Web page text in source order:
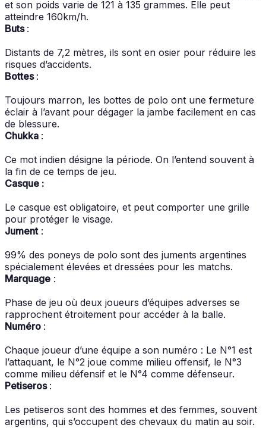
et son poids varie de 121 à 135 grammes. Elle peut
atteindre 160km/h.
Buts :
Distants de 7,2 mètres, ils sont en osier pour réduire les
risques d’accidents.
Bottes :
Toujours marron, les bottes de polo ont une fermeture
éclair à l’avant pour dégager la jambe facilement en cas
de blessure.
Chukka :
Ce mot indien désigne la période. On l’entend souvent à
la fin de ce temps de jeu.
Casque :
Le casque est obligatoire, et peut comporter une grille
pour protéger le visage.
Jument:
99% des poneys de polo sont des juments argentines
spécialement élevées et dressées pour les matchs.
Marquage :
Phase de jeu où deux joueurs d’équipes adverses se
rapprochent étroitement pour accéder à la balle.
Numéro :
Chaque joueur d’une équipe a son numéro : Le N°1 est
l’attaquant, le N°2 joue comme milieu offensif, le N°3
comme milieu défensif et le N°4 comme défenseur.
Petiseros :
Les petiseros sont des hommes et des femmes, souvent
argentins, qui s’occupent des chevaux du matin au soir.